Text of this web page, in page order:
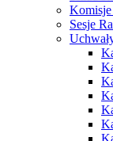
Sesje